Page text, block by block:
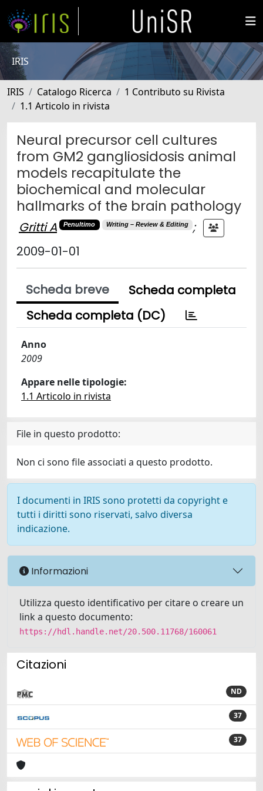
IRIS
IRIS Catalogo Ricerca
1 Contributo su Rivista
1.1 Articolo in rivista
Neural precursor cell cultures
from GM2 gangliosidosis animal
models recapitulate the
biochemical and molecular
hallmarks of the brain pathology
Gritti A Penultimo Writing – Review & Editing
;
2009-01-01
Scheda breve
Scheda completa
Scheda completa (DC)
Anno
2009
Appare nelle tipologie:
1.1 Articolo in rivista
File in questo prodotto:
Non ci sono file associati a questo prodotto.
I documenti in IRIS sono protetti da copyright e
tutti i diritti sono riservati, salvo diversa
indicazione.
Informazioni
Utilizza questo identificativo per citare o creare un
link a questo documento:
https://hdl.handle.net/20.500.11768/160061
Citazioni
ND
37
37